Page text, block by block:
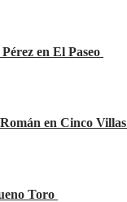
en El Paseo
en Cinco Villas
Toro